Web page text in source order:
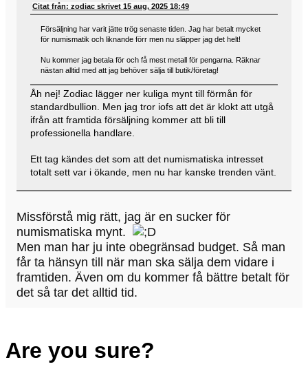
Citat från: zodiac skrivet 15 aug, 2025 18:49
Försäljning har varit jätte trög senaste tiden. Jag har betalt mycket
för numismatik och liknande förr men nu släpper jag det helt!
Nu kommer jag betala för och få mest metall för pengarna. Räknar
nästan alltid med att jag behöver sälja till butik/företag!
Åh nej! Zodiac lägger ner kuliga mynt till förmån för
standardbullion. Men jag tror iofs att det är klokt att utgå
ifrån att framtida försäljning kommer att bli till
professionella handlare.
Ett tag kändes det som att det numismatiska intresset
totalt sett var i ökande, men nu har kanske trenden vänt.
Missförstå mig rätt, jag är en sucker för
numismatiska mynt.
Men man har ju inte obegränsad budget. Så man
får ta hänsyn till när man ska sälja dem vidare i
framtiden. Även om du kommer få bättre betalt för
det så tar det alltid tid.
Are you sure?